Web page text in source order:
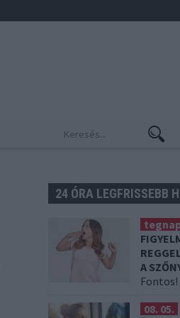
24 ÓRA LEGFRISSEBB
tegnap
A
Fontos!
08. 05.